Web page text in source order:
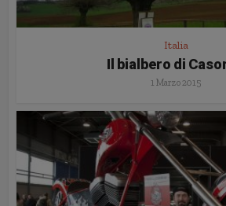
Italia
Il bialbero di
1 Marzo 2015